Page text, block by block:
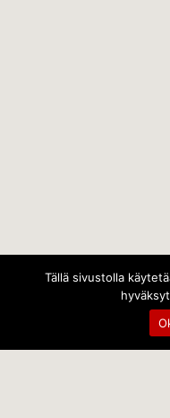
Tällä sivustolla